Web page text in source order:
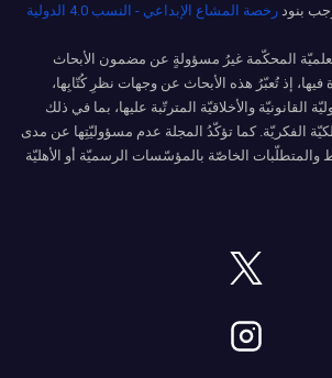
بنود
رخصة المشاع الإبداعي - النسب 4.0 الدولية
المحكّمة غيرُ مسؤولةٍ عن مضمون الأبحاث
فيها، إذ تُعبّرُ هذه الأبحاث عن وجهات نظرِ كُتّابِها،
والأخلاقيّة المترتّبة عليها، بما في ذلك
الفكريّة. كما تؤكّدُ المجلة عدم مسؤوليّتِها عن مدى
والمتطلّبات الخاصّة بالمؤسّسات الرسميّة أو الأهليّة